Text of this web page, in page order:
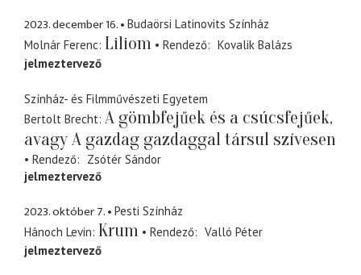
2023. december 16.
Budaörsi Latinovits Színház
Molnár Ferenc Liliom Rendező
Kovalik Balázs
jelmeztervező
Színház- és Filmművészeti Egyetem
Bertolt Brecht A gömbfejűek és a csúcsfejűek,
avagy A gazdag gazdaggal társul szívesen
Rendező
Zsótér Sándor
jelmeztervező
2023. október 7.
Pesti Színház
Hánoch Levin Krum Rendező
Valló Péter
jelmeztervező